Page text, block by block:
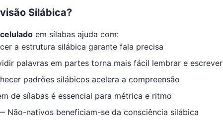
Silábica?
celulado em sílabas ajuda com:
a estrutura silábica garante fala precisa
palavras em partes torna mais fácil lembrar e escrever
padrões silábicos acelera a compreensão
de sílabas é essencial para métrica e ritmo
Não-nativos beneficiam-se da consciência silábica